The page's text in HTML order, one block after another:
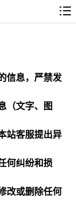
信息，严禁发
（文字、图
站客服提出异
何纠纷和损
改或删除任何